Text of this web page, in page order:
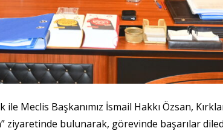
ile Meclis Başkanımız İsmail Hakkı Özsan,
ziyaretinde bulunarak, görevinde başarılar